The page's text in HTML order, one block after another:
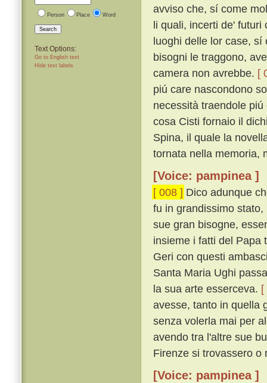
Person Place Word
Search
Text Options:
Go to English text
Hide text labels
avviso che, sí come
li quali, incerti de' futuri
luoghi delle lor case, sí
bisogni le traggono,
camera non avrebbe. [
piú care nascondono
necessità traendole
cosa Cisti fornaio il
Spina, il quale la
tornata nella memoria,
[Voice: pampinea ]
[ 008 ] Dico adunque
fu in grandissimo
sue gran bisogne,
insieme i fatti del Papa
Geri con questi
Santa Maria Ughi
la sua arte esserceva. [
avesse, tanto in quella
senza volerla mai per
avendo tra l'altre sue
Firenze si trovassero o
[Voice: pampinea ]